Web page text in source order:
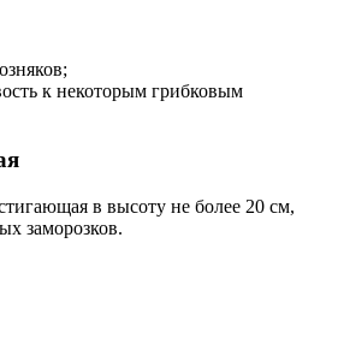
к некоторым грибковым
в высоту не более 20 см,
заморозков.